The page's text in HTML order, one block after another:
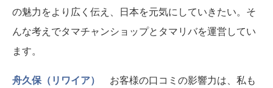
の魅力をより広く伝え、日本を元気にしていきたい。そ
んな考えでタマチャンショップとタマリバを運営してい
ます。
舟久保（リワイア）
お客様の口コミの影響力は、私も